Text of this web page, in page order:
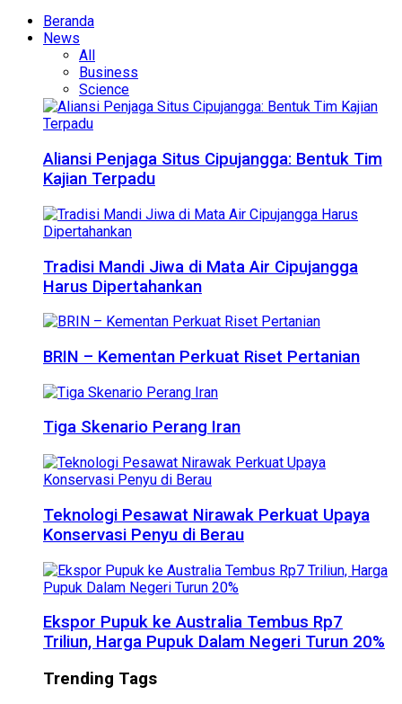
Beranda
News
All
Business
Science
Aliansi Penjaga Situs Cipujangga: Bentuk Tim
Kajian Terpadu
Tradisi Mandi Jiwa di Mata Air Cipujangga
Harus Dipertahankan
BRIN – Kementan Perkuat Riset Pertanian
Tiga Skenario Perang Iran
Teknologi Pesawat Nirawak Perkuat Upaya
Konservasi Penyu di Berau
Ekspor Pupuk ke Australia Tembus Rp7
Triliun, Harga Pupuk Dalam Negeri Turun 20%
Trending Tags